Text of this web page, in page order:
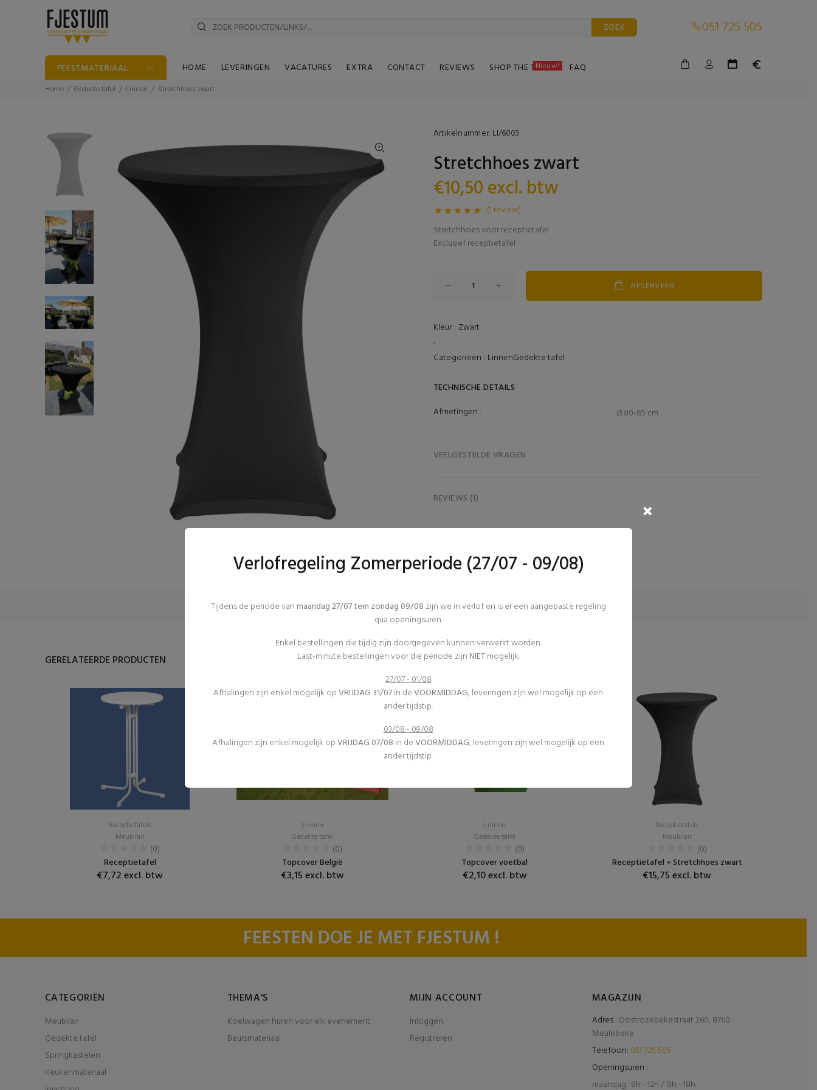
ZOEK 051 725 505
FEESTMATERIAAL HOME LEVERINGEN VACATURES EXTRA CONTACT REVIEWS SHOP THE TABLE
Nieuw! FAQ
Home Gedekte tafel Linnen Stretchhoes zwart
Artikelnummer: LI/6003
Stretchhoes zwart
€10,50 excl. btw
(1 review)
Stretchhoes voor receptietafel
Exclusief receptietafel
RESERVEER
Kleur : Zwart
,
Categorieën : LinnenGedekte tafel
TECHNISCHE DETAILS
Afmetingen :
Ø 80-85 cm
VEELGESTELDE VRAGEN
REVIEWS (1)
GERELATEERDE PRODUCTEN
Receptietafels
Meubilair
(0)
Receptietafel
€7,72 excl. btw
Linnen
Gedekte tafel
(0)
Topcover België
€3,15 excl. btw
Linnen
Gedekte tafel
(0)
Topcover voetbal
€2,10 excl. btw
Receptietafels
Meubilair
(0)
Receptietafel + Stretchhoes zwart
€15,75 excl. btw
FEESTEN DOE JE MET FJESTUM !
CATEGORIËN
Meubilair
Gedekte tafel
Springkastelen
Keukenmateriaal
THEMA'S
Koelwagen huren voor elk evenement
Beursmateriaal
MIJN ACCOUNT
Inloggen
Registreren
MAGAZIJN
Adres : Oostrozebekestraat 260, 8760
Meulebeke
Telefoon: 051 725 505
Openingsuren :
maandag : 9h - 12h / 13h - 18h
Verlofregeling Zomerperiode (27/07 - 09/08)
Tijdens de periode van maandag 27/07 tem zondag 09/08 zijn we in verlof en is er een aangepaste regeling
qua openingsuren.
Enkel bestellingen die tijdig zijn doorgegeven kunnen verwerkt worden.
Last-minute bestellingen voor die periode zijn NIETmogelijk.
27/07 - 01/08
Afhalingen zijn enkel mogelijk opVRIJDAG 31/07in deVOORMIDDAG, leveringen zijn wel mogelijk op een
ander tijdstip.
03/08 - 09/08
Afhalingen zijn enkel mogelijk opVRIJDAG 07/08 in deVOORMIDDAG, leveringen zijn wel mogelijk op een
ander tijdstip.